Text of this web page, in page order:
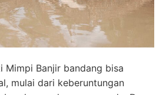
Mimpi Banjir bandang bisa
mulai dari keberuntungan